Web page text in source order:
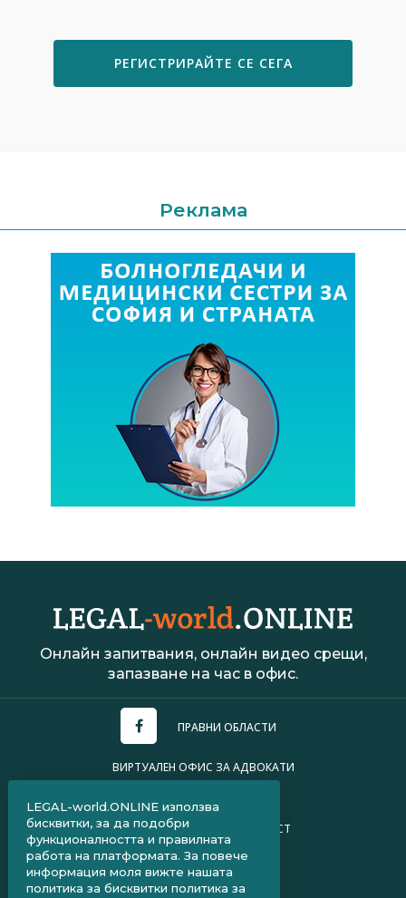
РЕГИСТРИРАЙТЕ СЕ СЕГА
Реклама
Онлайн запитвания, онлайн видео срещи,
запазване на час в офис.
ПРАВНИ ОБЛАСТИ
ВИРТУАЛЕН ОФИС ЗА АДВОКАТИ
ПОЛИТИКА ЗА ПОВЕРИТЕЛНОСТ
ЧЗВ ЗА КЛИЕНТИ
ЧЗВ ЗА АДВОКАТИ
LEGAL-world.ONLINE използва
бисквитки, за да подобри
функционалността и правилната
работа на платформата. За повече
информация моля вижте нашата
политика за бисквитки политика за